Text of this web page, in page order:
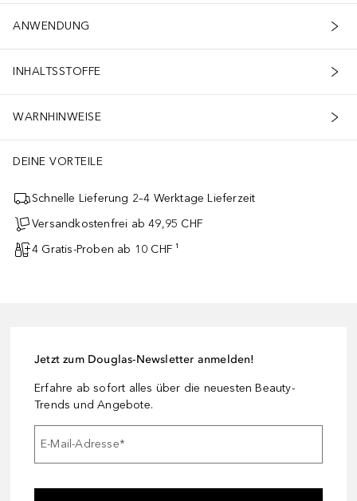
ANWENDUNG
INHALTSSTOFFE
WARNHINWEISE
DEINE VORTEILE
Schnelle Lieferung 2–4 Werktage Lieferzeit
Versandkostenfrei ab 49,95 CHF
4 Gratis-Proben ab 10 CHF ¹
Jetzt zum Douglas-Newsletter anmelden!
Erfahre ab sofort alles über die neuesten Beauty-
Trends und Angebote.
E-Mail-Adresse*